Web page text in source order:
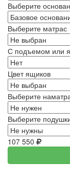
Выберите
Выберите матрас
С подъемом или
Цвет ящиков
Выберите
Выберите
107 550